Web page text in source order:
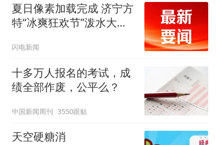
夏日像素加载完成 济宁方
特“冰爽狂欢节”泼水大战
闪电新闻
十多万人报名的考试，成
绩全部作废，公平么？
中国新闻周刊 3550跟贴
天空硬糖消